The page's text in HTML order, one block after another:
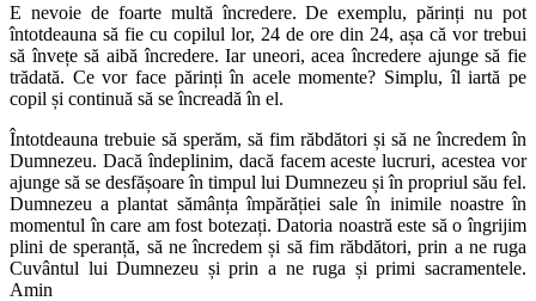
E nevoie de foarte multă încredere. De exemplu, părinți nu pot
întotdeauna să fie cu copilul lor, 24 de ore din 24, așa că vor trebui
să învețe să aibă încredere. Iar uneori, acea încredere ajunge să fie
trădată. Ce vor face părinți în acele momente? Simplu, îl iartă pe
copil și continuă să se încreadă în el.
Întotdeauna trebuie să sperăm, să fim răbdători și să ne încredem în
Dumnezeu. Dacă îndeplinim, dacă facem aceste lucruri, acestea vor
ajunge să se desfășoare în timpul lui Dumnezeu și în propriul său fel.
Dumnezeu a plantat sămânța împărăției sale în inimile noastre în
momentul în care am fost botezați. Datoria noastră este să o îngrijim
plini de speranță, să ne încredem și să fim răbdători, prin a ne ruga
Cuvântul lui Dumnezeu și prin a ne ruga și primi sacramentele.
Amin